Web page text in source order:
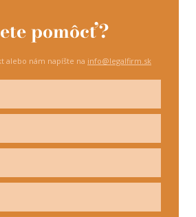
pomôcť?
alebo nám napíšte na info@legalfirm.sk